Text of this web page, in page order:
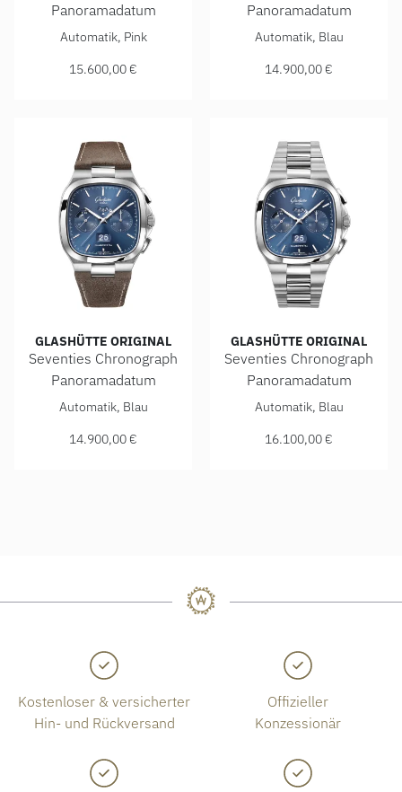
Panoramadatum
Glashütte Original Seventies Chronograph
Automatik, Pink
15.600,00 €
Panoramadatum
Glashütte Original
Automatik, Blau
14.900,00 €
GLASHÜTTE ORIGINAL
Seventies Chronograph
Panoramadatum
Glashütte Original Seventies Chronograph
Automatik, Blau
14.900,00 €
GLASHÜTTE ORIGINAL
Seventies Chronograph
Panoramadatum
Glashütte Original
Automatik, Blau
16.100,00 €
Kostenloser & versicherter
Hin- und Rückversand
Offizieller
Konzessionär